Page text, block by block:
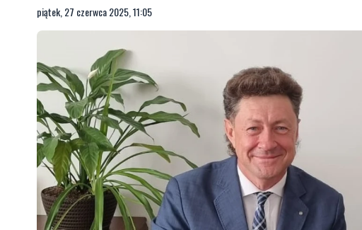
piątek, 27 czerwca 2025, 11:05